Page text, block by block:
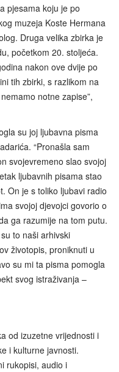
pjesama koju je po
muzeja Koste Hermana
Druga velika zbirka je
početkom 20. stoljeća.
nakon ove dvije po
tih zbirki, s razlikom na
notne zapise”,
su joj ljubavna pisma
“Pronašla sam
svojevremeno slao svojoj
ljubavnih pisama stao
On je s toliko ljubavi radio
svojoj djevojci govorio o
ga razumije na tom putu.
to naši arhivski
životopis, proniknuti u
su mi ta pisma pomogla
svog istraživanja –
od izuzetne vrijednosti i
i kulturne javnosti.
rukopisi, audio i